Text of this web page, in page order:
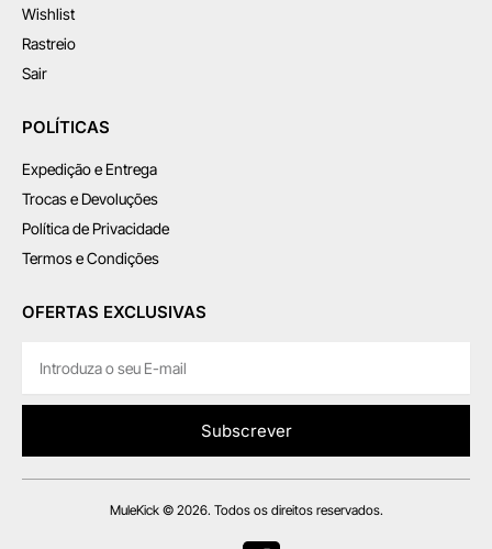
Wishlist
Rastreio
Sair
POLÍTICAS
Expedição e Entrega
Trocas e Devoluções
Política de Privacidade
Termos e Condições
OFERTAS EXCLUSIVAS
Subscrever
MuleKick © 2026. Todos os direitos reservados.